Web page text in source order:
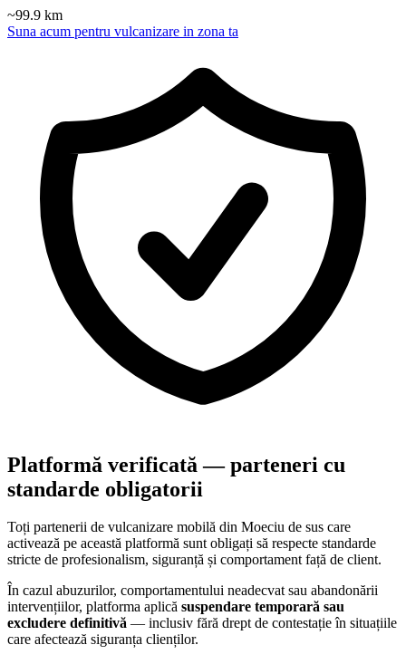
~99.9 km
Suna acum pentru vulcanizare in zona ta
Platformă verificată — parteneri cu
standarde obligatorii
Toți partenerii de vulcanizare mobilă din Moeciu de sus care
activează pe această platformă sunt obligați să respecte standarde
stricte de profesionalism, siguranță și comportament față de client.
În cazul abuzurilor, comportamentului neadecvat sau abandonării
intervențiilor, platforma aplică suspendare temporară sau
excludere definitivă — inclusiv fără drept de contestație în situațiile
care afectează siguranța clienților.